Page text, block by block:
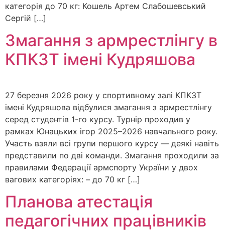
категорія до 70 кг: Кошель Артем Слабошевський
Сергій […]
Змагання з армрестлінгу в
КПКЗТ імені Кудряшова
27 березня 2026 року у спортивному залі КПКЗТ
імені Кудряшова відбулися змагання з армрестлінгу
серед студентів 1-го курсу. Турнір проходив у
рамках Юнацьких ігор 2025–2026 навчального року.
Участь взяли всі групи першого курсу — деякі навіть
представили по дві команди. Змагання проходили за
правилами Федерації армспорту України у двох
вагових категоріях: – до 70 кг […]
Планова атестація
педагогічних працівників